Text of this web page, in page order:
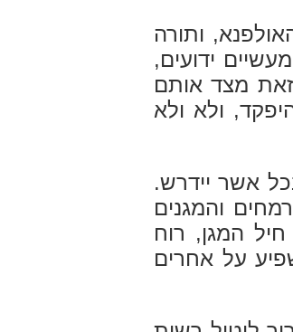
ותורה
ידועים,
מצד אותם
ולא ולא
אשר יידרש.
והמגנים
המגן, רוח
על אחרים